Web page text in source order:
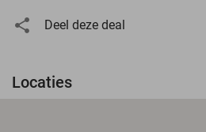
Deel deze deal
Locaties